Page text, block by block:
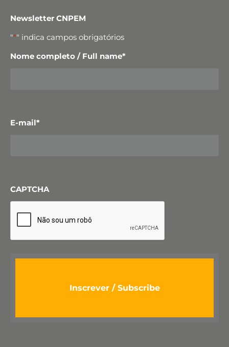
Newsletter CNPEM
"*" indica campos obrigatórios
Nome completo / Full name*
E-mail*
CAPTCHA